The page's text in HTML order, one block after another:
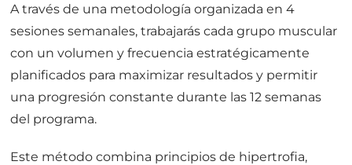
A través de una metodología organizada en 4
sesiones semanales, trabajarás cada grupo muscular
con un volumen y frecuencia estratégicamente
planificados para maximizar resultados y permitir
una progresión constante durante las 12 semanas
del programa.
Este método combina principios de hipertrofia,